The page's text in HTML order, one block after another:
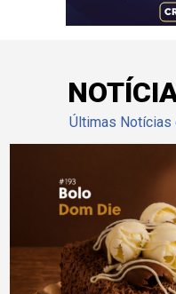
Últimas Notícias